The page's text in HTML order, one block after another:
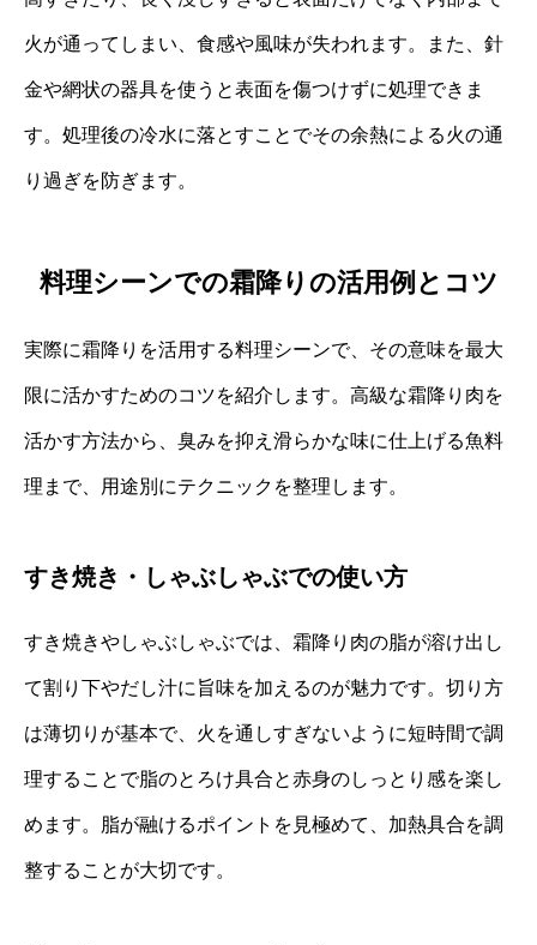
火が通ってしまい、食感や風味が失われます。また、針
金や網状の器具を使うと表面を傷つけずに処理できま
す。処理後の冷水に落とすことでその余熱による火の通
り過ぎを防ぎます。
料理シーンでの霜降りの活用例とコツ
実際に霜降りを活用する料理シーンで、その意味を最大
限に活かすためのコツを紹介します。高級な霜降り肉を
活かす方法から、臭みを抑え滑らかな味に仕上げる魚料
理まで、用途別にテクニックを整理します。
すき焼き・しゃぶしゃぶでの使い方
すき焼きやしゃぶしゃぶでは、霜降り肉の脂が溶け出し
て割り下やだし汁に旨味を加えるのが魅力です。切り方
は薄切りが基本で、火を通しすぎないように短時間で調
理することで脂のとろけ具合と赤身のしっとり感を楽し
めます。脂が融けるポイントを見極めて、加熱具合を調
整することが大切です。